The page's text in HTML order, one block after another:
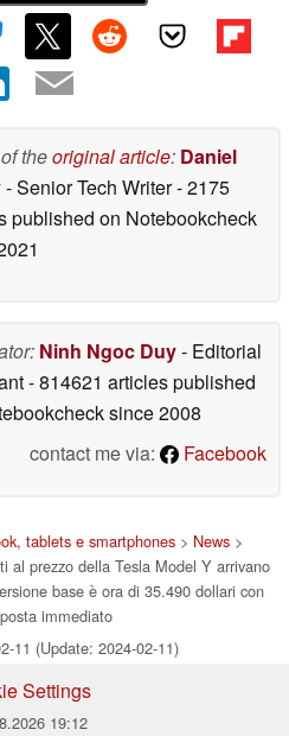
theoriginal article: Daniel
- Senior Tech Writer- 2175
published on Notebookcheck
Ninh Ngoc Duy- Editorial
- 814621 articles published
since 2008
contact me via:
Facebook
tablets e smartphones > News >
al prezzo della Tesla Model Y arrivano
base è ora di 35.490 dollari con
immediato
11 (Update: 2024-02-11)
Settings
19:12